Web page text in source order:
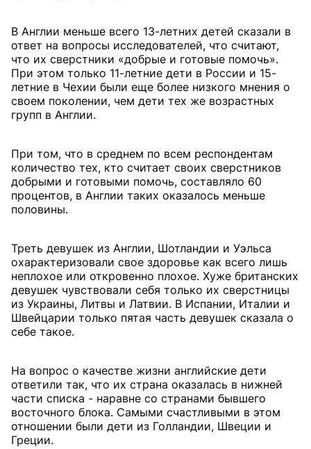
В Англии меньше всего 13-летних детей сказали в
ответ на вопросы исследователей, что считают,
что их сверстники «добрые и готовые помочь».
При этом только 11-летние дети в России и 15-
летние в Чехии были еще более низкого мнения о
своем поколении, чем дети тех же возрастных
групп в Англии.
При том, что в среднем по всем респондентам
количество тех, кто считает своих сверстников
добрыми и готовыми помочь, составляло 60
процентов, в Англии таких оказалось меньше
половины.
Треть девушек из Англии, Шотландии и Уэльса
охарактеризовали свое здоровье как всего лишь
неплохое или откровенно плохое. Хуже британских
девушек чувствовали себя только их сверстницы
из Украины, Литвы и Латвии. В Испании, Италии и
Швейцарии только пятая часть девушек сказала о
себе такое.
На вопрос о качестве жизни английские дети
ответили так, что их страна оказалась в нижней
части списка - наравне со странами бывшего
восточного блока. Самыми счастливыми в этом
отношении были дети из Голландии, Швеции и
Греции.